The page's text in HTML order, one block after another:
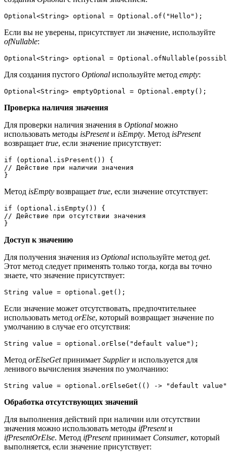
Optional<String> optional = Optional.of("Hello");
Если вы не уверены, присутствует ли значение, используйте
ofNullable:
Optional<String> optional =
Для создания пустого Optional используйте метод empty:
Optional<String> emptyOptional = Optional.empty();
Проверка наличия значения
Для проверки наличия значения в Optional можно
использовать методы isPresentи isEmpty. Метод isPresent
возвращает true, если значение присутствует:
if (optional.isPresent()) {
// Действие при наличии значения
}
Метод isEmpty возвращает true, если значение отсутствует:
if (optional.isEmpty()) {
// Действие при отсутствии значения
}
Доступ к значению
Для получения значения из Optional используйте метод get.
Этот метод следует применять только тогда, когда вы точно
знаете, что значение присутствует:
String value = optional.get();
Если значение может отсутствовать, предпочтительнее
использовать метод orElse, который возвращает значение по
умолчанию в случае его отсутствия:
String value = optional.orElse("default value");
Метод orElseGetпринимает Supplierи используется для
ленивого вычисления значения по умолчанию:
String value = optional.orElseGet(() -> "default
Обработка отсутствующих значений
Для выполнения действий при наличии или отсутствии
значения можно использовать методы ifPresentи
ifPresentOrElse. Метод ifPresentпринимает Consumer, который
выполняется, если значение присутствует: